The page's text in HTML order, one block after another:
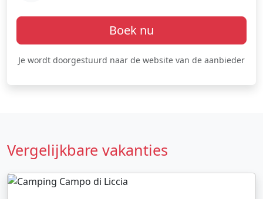
Boek nu
Je wordt doorgestuurd naar de website van de aanbieder
Vergelijkbare vakanties